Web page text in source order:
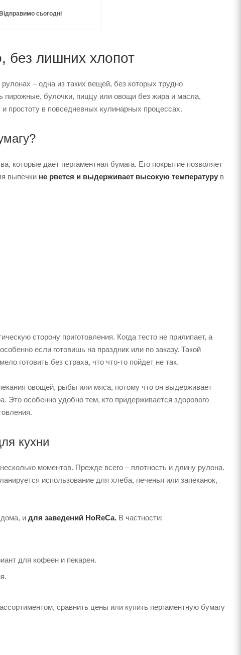
Відправимо сьогодні
без лишних хлопот
– одна из таких вещей, без которых трудно
пирожные, булочки, пиццу или овощи без жира и масла,
простоту в повседневных кулинарных процессах.
дает пергаментная бумага. Его покрытие позволяет
выпечки не рвется и выдерживает высокую температуру в
сторону приготовления. Когда тесто не прилипает, а
если готовишь на праздник или по заказу. Такой
готовить без страха, что что-то пойдет не так.
овощей, рыбы или мяса, потому что он выдерживает
Это особенно удобно тем, кто придерживается здорового
кухни
моментов. Прежде всего – плотность и длину рулона.
использование для хлеба, печенья или запеканок,
и для заведений HoReCa. В частности:
для кофеен и пекарен.
сравнить цены или купить пергаментную бумагу